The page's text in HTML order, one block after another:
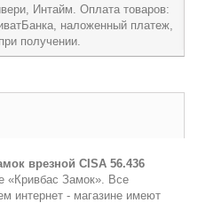
Интайм. Оплата товаров:
наложенный платеж,
получении.
врезной CISA 56.436
«Кривбас Замок». Все
интернет - магазине имеют